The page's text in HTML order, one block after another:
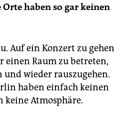
haben so gar keinen
Auf ein Konzert zu gehen
einen Raum zu betreten,
und wieder rauszugehen.
haben einfach keinen
keine Atmosphäre.